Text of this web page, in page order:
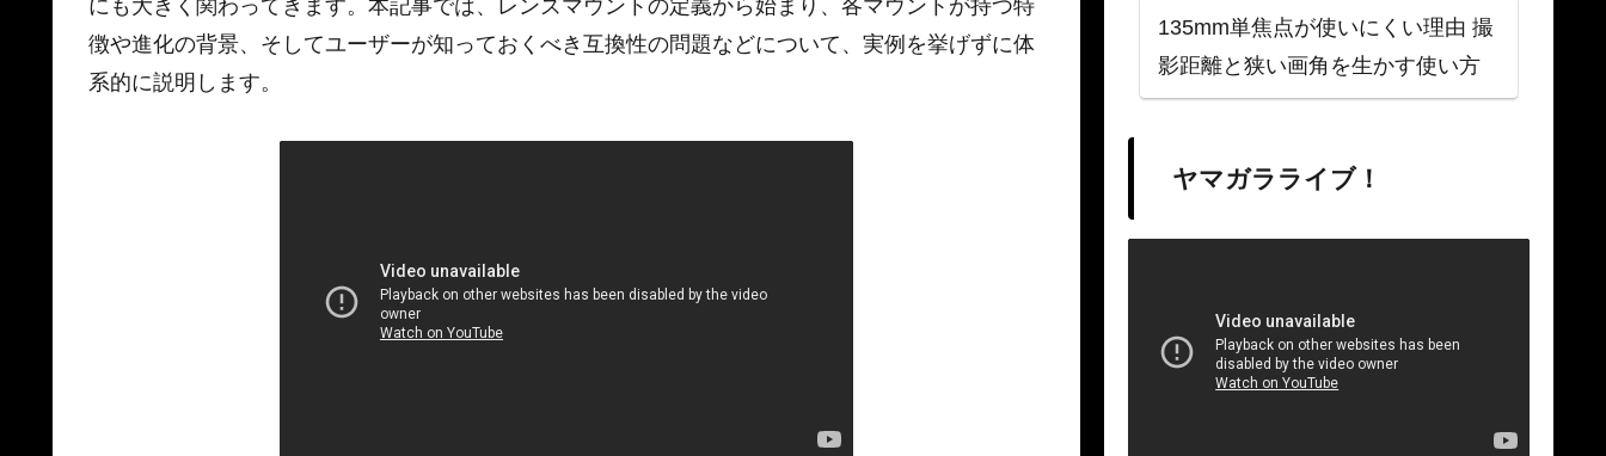
にも大きく関わってきます。本記事では、レンズマウントの定義から始まり、各マウントが持つ特
徴や進化の背景、そしてユーザーが知っておくべき互換性の問題などについて、実例を挙げずに体
系的に説明します。
135mm単焦点が使いにくい理由 撮
影距離と狭い画角を生かす使い方
ヤマガラライブ！